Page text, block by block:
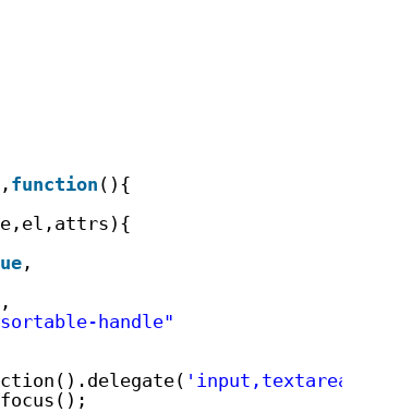
, function (){
,
,
handle"
'input,textarea'